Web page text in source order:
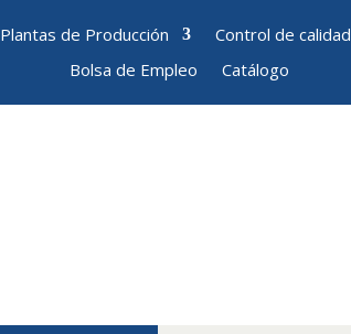
Plantas de Producción Control de calidad
Bolsa de Empleo
Catálogo